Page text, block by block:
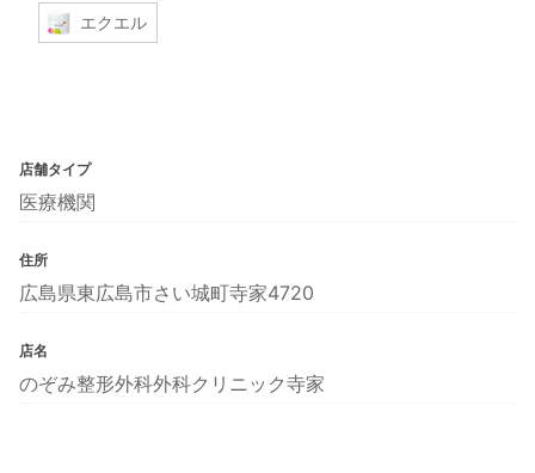
エクエル
店舗タイプ
医療機関
住所
広島県東広島市さい城町寺家4720
店名
のぞみ整形外科外科クリニック寺家